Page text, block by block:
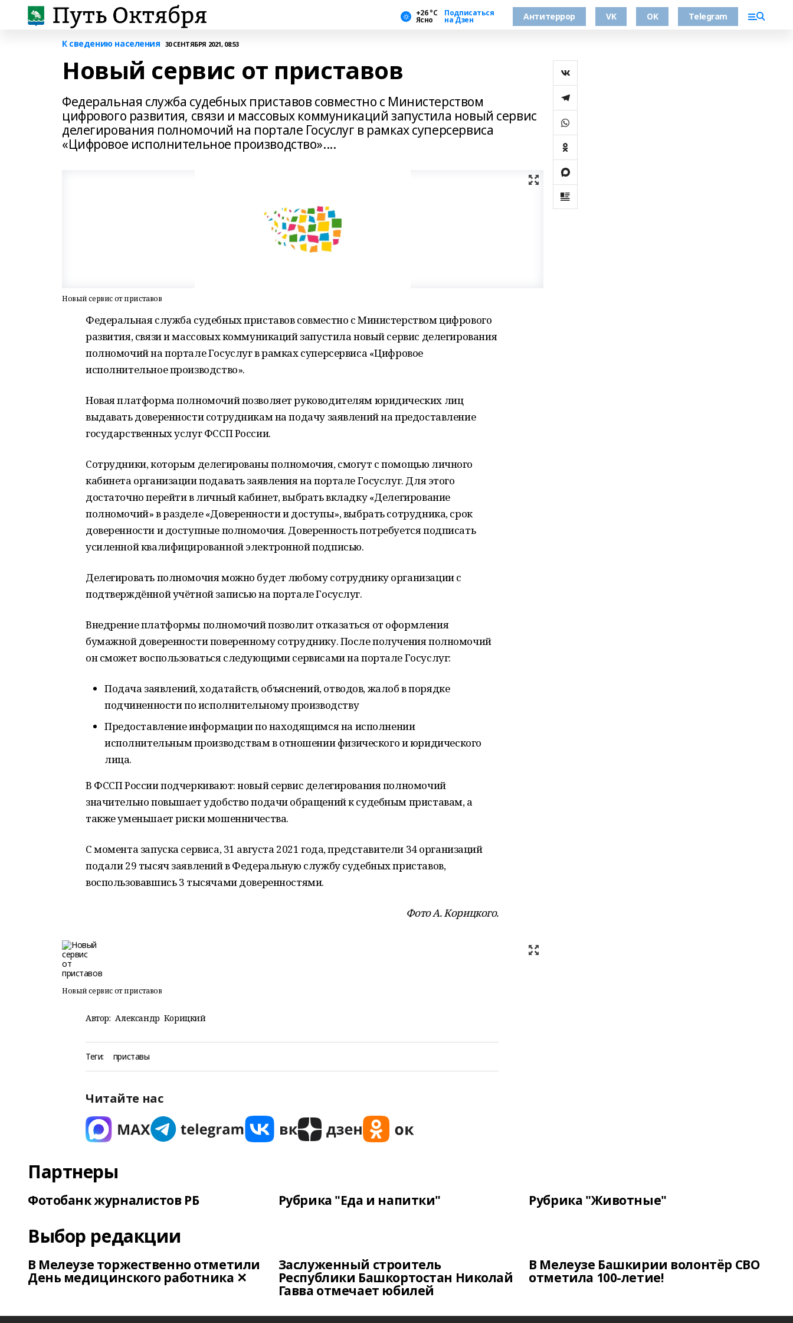
+26 °С
Ясно
Подписаться
на Дзен Антитеррор VK OK Telegram
К сведению населения 30 СЕНТЯБРЯ 2021, 08:53
Новый сервис от приставов
Федеральная служба судебных приставов совместно с Министерством
цифрового развития, связи и массовых коммуникаций запустила новый сервис
делегирования полномочий на портале Госуслуг в рамках суперсервиса
«Цифровое исполнительное производство»....
Новый сервис от приставов
Федеральная служба судебных приставов совместно с Министерством цифрового
развития, связи и массовых коммуникаций запустила новый сервис делегирования
полномочий на портале Госуслуг в рамках суперсервиса «Цифровое
исполнительное производство».
Новая платформа полномочий позволяет руководителям юридических лиц
выдавать доверенности сотрудникам на подачу заявлений на предоставление
государственных услуг ФССП России.
Сотрудники, которым делегированы полномочия, смогут с помощью личного
кабинета организации подавать заявления на портале Госуслуг. Для этого
достаточно перейти в личный кабинет, выбрать вкладку «Делегирование
полномочий» в разделе «Доверенности и доступы», выбрать сотрудника, срок
доверенности и доступные полномочия. Доверенность потребуется подписать
усиленной квалифицированной электронной подписью.
Делегировать полномочия можно будет любому сотруднику организации с
подтверждённой учётной записью на портале Госуслуг.
Внедрение платформы полномочий позволит отказаться от оформления
бумажной доверенности поверенному сотруднику. После получения полномочий
он сможет воспользоваться следующими сервисами на портале Госуслуг:
Подача заявлений, ходатайств, объяснений, отводов, жалоб в порядке
подчиненности по исполнительному производству
Предоставление информации по находящимся на исполнении
исполнительным производствам в отношении физического и юридического
лица.
В ФССП России подчеркивают: новый сервис делегирования полномочий
значительно повышает удобство подачи обращений к судебным приставам, а
также уменьшает риски мошенничества.
С момента запуска сервиса, 31 августа 2021 года, представители 34 организаций
подали 29 тысяч заявлений в Федеральную службу судебных приставов,
воспользовавшись 3 тысячами доверенностями.
Фото А. Корицкого.
Новый сервис от приставов
Автор: Александр Корицкий
Теги: приставы
Читайте нас
Партнеры
Фотобанк журналистов РБ Рубрика "Еда и напитки" Рубрика "Животные"
Выбор редакции
В Мелеузе торжественно отметили
День медицинского работника ✕
Заслуженный строитель
Республики Башкортостан Николай
Гавва отмечает юбилей
В Мелеузе Башкирии волонтёр СВО
отметила 100-летие!